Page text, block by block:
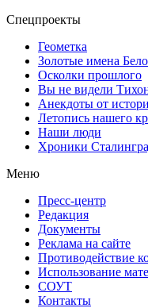
Спецпроекты
Геометка
Золотые имена
Осколки прошлого
Вы не видели
Анекдоты от
Летопись нашего
Наши люди
Хроники
Меню
Пресс-центр
Редакция
Документы
Реклама на сайте
Противодействие
Использование
СОУТ
Контакты